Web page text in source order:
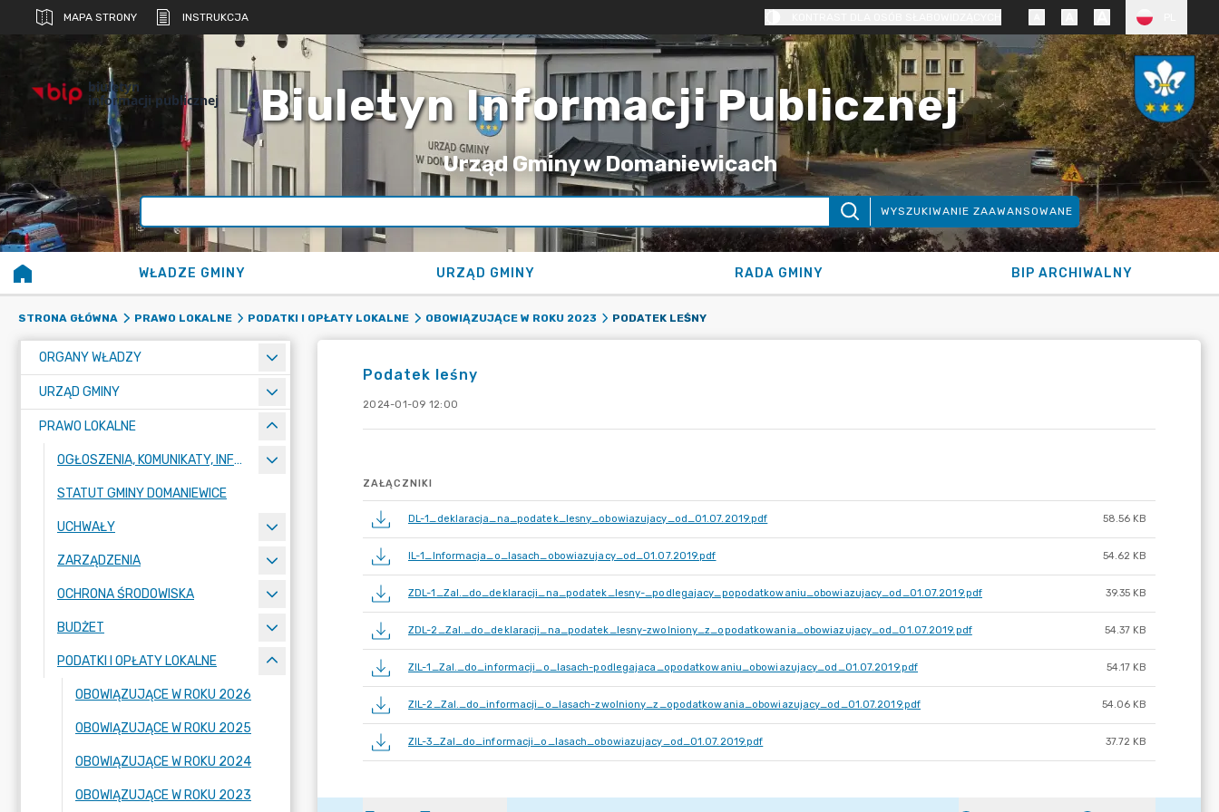
MAPA STRONY INSTRUKCJA
biuletyn
informacji publicznej Biuletyn Informacji Publicznej
Urząd Gminy w Domaniewicach
WYSZUKIWANIE ZAAWANSOWANE
WŁADZE GMINY URZĄD GMINY RADA GMINY BIP ARCHIWALNY
STRONA GŁÓWNA PRAWO LOKALNE PODATKI I OPŁATY LOKALNE OBOWIĄZUJĄCE W ROKU 2023 PODATEK LEŚNY
ORGANY WŁADZY
URZĄD GMINY
PRAWO LOKALNE
OGŁOSZENIA, KOMUNIKATY, INFORMACJE
STATUT GMINY DOMANIEWICE
UCHWAŁY
ZARZĄDZENIA
OCHRONA ŚRODOWISKA
BUDŻET
PODATKI I OPŁATY LOKALNE
OBOWIĄZUJĄCE W ROKU 2026
OBOWIĄZUJĄCE W ROKU 2025
OBOWIĄZUJĄCE W ROKU 2024
OBOWIĄZUJĄCE W ROKU 2023
Podatek leśny
2024-01-09 12:00
ZAŁĄCZNIKI
DL-1_deklaracja_na_podatek_lesny_obowiazujacy_od_01.07.2019.pdf 58.56 KB
IL-1_Informacja_o_lasach_obowiazujacy_od_01.07.2019.pdf 54.62 KB
ZDL-1_Zal._do_deklaracji_na_podatek_lesny-_podlegajacy_popodatkowaniu_obowiazujacy_od_01.07.2019.pdf 39.35 KB
ZDL-2_Zal._do_deklaracji_na_podatek_lesny-zwolniony_z_opodatkowania_obowiazujacy_od_01.07.2019.pdf 54.37 KB
ZIL-1_Zal._do_informacji_o_lasach-podlegajaca_opodatkowaniu_obowiazujacy_od_01.07.2019.pdf 54.17 KB
ZIL-2_Zal._do_informacji_o_lasach-zwolniony_z_opodatkowania_obowiazujacy_od_01.07.2019.pdf 54.06 KB
ZIL-3_Zal_do_informacji_o_lasach_obowiazujacy_od_01.07.2019.pdf 37.72 KB